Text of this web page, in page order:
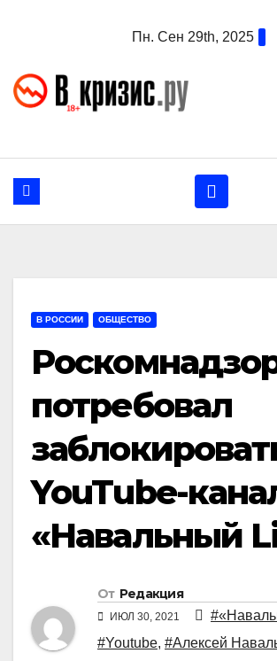
Пн. Сен 29th, 2025
В РОССИИ ОБЩЕСТВО
потребовал
YouTube-
«Навальный
От Редакция
ИЮЛ 30, 2021
#Youtube, #Алексей